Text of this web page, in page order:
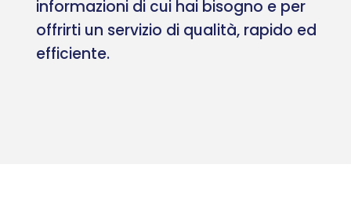
informazioni di cui hai bisogno e per
offrirti un servizio di qualità, rapido ed
efficiente.